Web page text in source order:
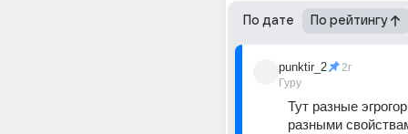
По дате По рейтингу
punktir_2
Гуру
2г
Тут разные
разными